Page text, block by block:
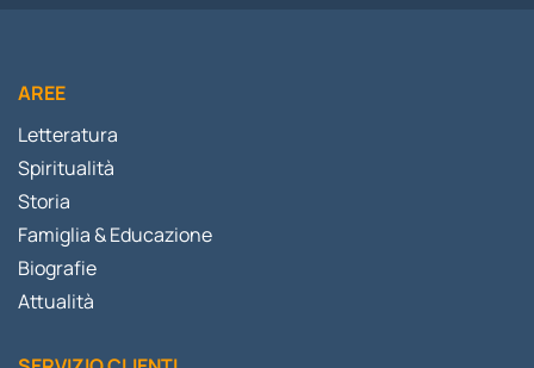
AREE
Letteratura
Spiritualità
Storia
Famiglia & Educazione
Biografie
Attualità